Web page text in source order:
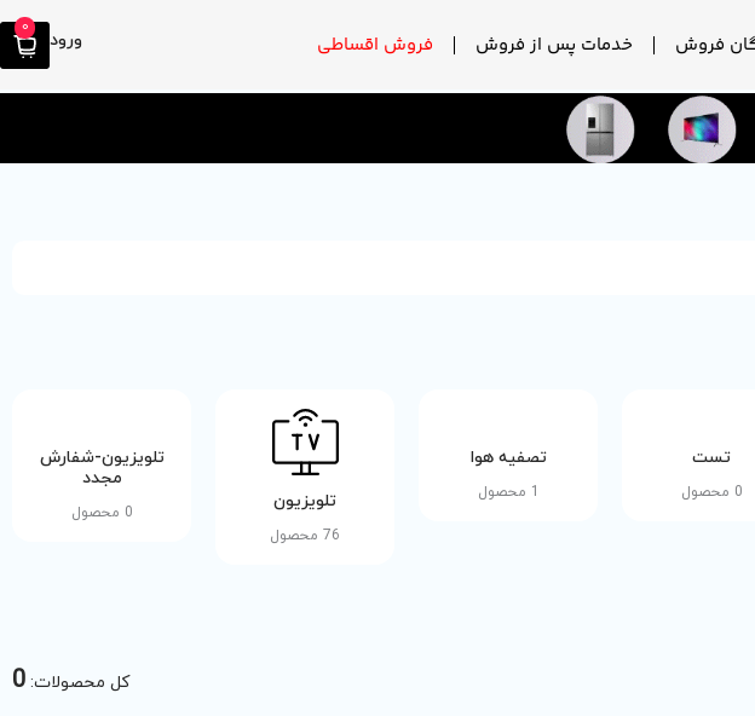
فروش خدمات پس از فروش فروش اقساطی ورود
0
تست
0 محصول
تصفیه هوا
1 محصول تلویزیون
76 محصول
تلویزیون-شفارش
مجدد
0 محصول
کل محصولات: 0